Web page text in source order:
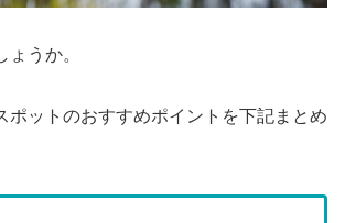
うか。
ポットのおすすめポイントを下記まとめ